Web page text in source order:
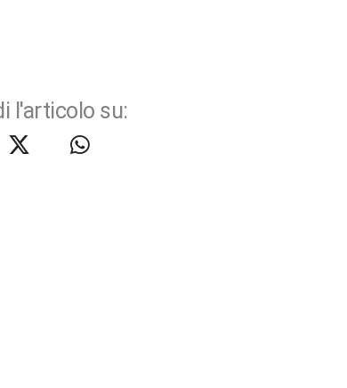
l'articolo su: